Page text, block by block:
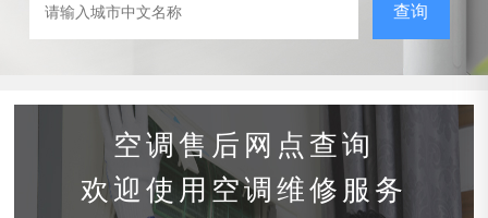
查询
空调售后网点查询
欢迎使用空调维修服务